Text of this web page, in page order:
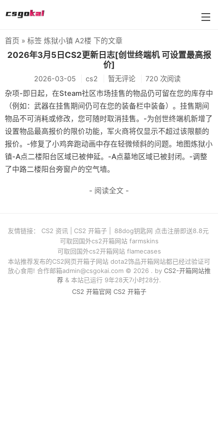
farmskins
88dog
flamecases
88hash-jp
首页 » 标签 炼狱小镇 A2楼 下的文章
2026年3月5日CS2更新日志[创世终端机 可设置最高报
价]
2026-03-05 cs2 暂无评论 720 次阅读
杂项-即日起，在Steam社区市场挂售的物品仍可留在您的库存中
（例如：武器在挂售期间仍可在您的装备栏中装备）。挂售期间
物品不可消耗或修改，您可随时取消挂售。-为创世终端机新增了
设置物品最高报价的限价功能，军火商将仅显示不超过该限额的
报价。-修复了小鸡奔跑动画中存在轻微倾斜的问题。地图炼狱小
镇-A点二楼阳台区域已被伸延。-A点墓地区域已被封闭。-调整
了中路二楼阳台旁窗户的空气墙。
- 阅读全文 -
友情链接： CS2 资讯 CS2 开箱子
88dog钥匙网 点击注册即送8.8元
可取回国外cs2开箱网站 farmskins
可取回国外cs2开箱网站 flamecases
本站推荐发布的CS2网页开箱子网站 dota2饰品开箱网站都已经过验证可
放心食用! 合作邮箱admin@csgokai.com© 2026 . by CS2-开箱网站推
荐 & 本站已运行 9年28天7小时28分.
CS2 开箱官网 CS2 开箱子